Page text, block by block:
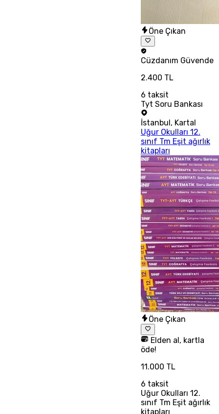
Öne Çıkan
Cüzdanım Güvende
2.400 TL
6 taksit
Tyt Soru Bankası
İstanbul , Kartal
Uğur Okulları 12.
sınıf Tm Eşit ağırlık
kitapları
Öne Çıkan
Elden al, kartla
öde!
11.000 TL
6 taksit
Uğur Okulları 12.
sınıf Tm Eşit ağırlık
kitapları